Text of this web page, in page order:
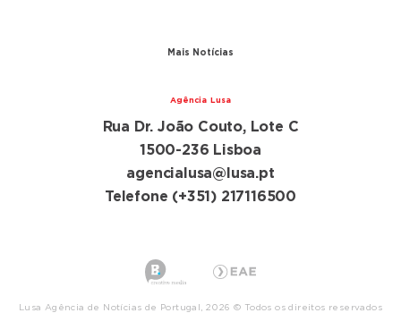
Mais Notícias
Agência Lusa
Rua Dr. João Couto, Lote C
1500-236 Lisboa
agencialusa@lusa.pt
Telefone (+351) 217116500
Lusa Agência de Notícias de Portugal, 2026 © Todos os direitos reservados